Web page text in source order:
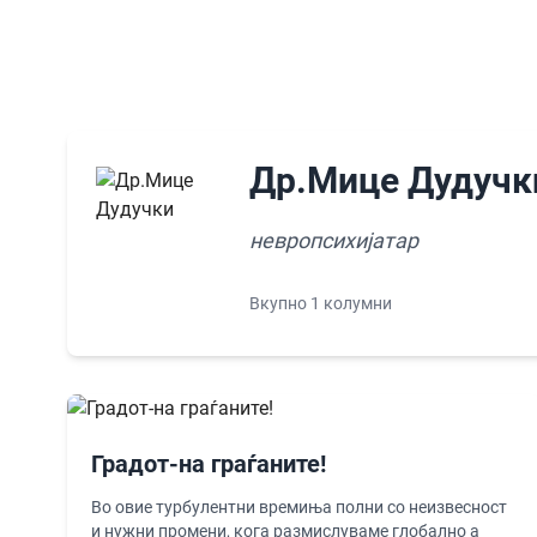
Др.Мице
невропсихијатар
Вкупно 1 колумни
Градот-на граѓаните!
Во овие турбулентни времиња полни со неизвесност
и нужни промени, кога размислуваме глобално а